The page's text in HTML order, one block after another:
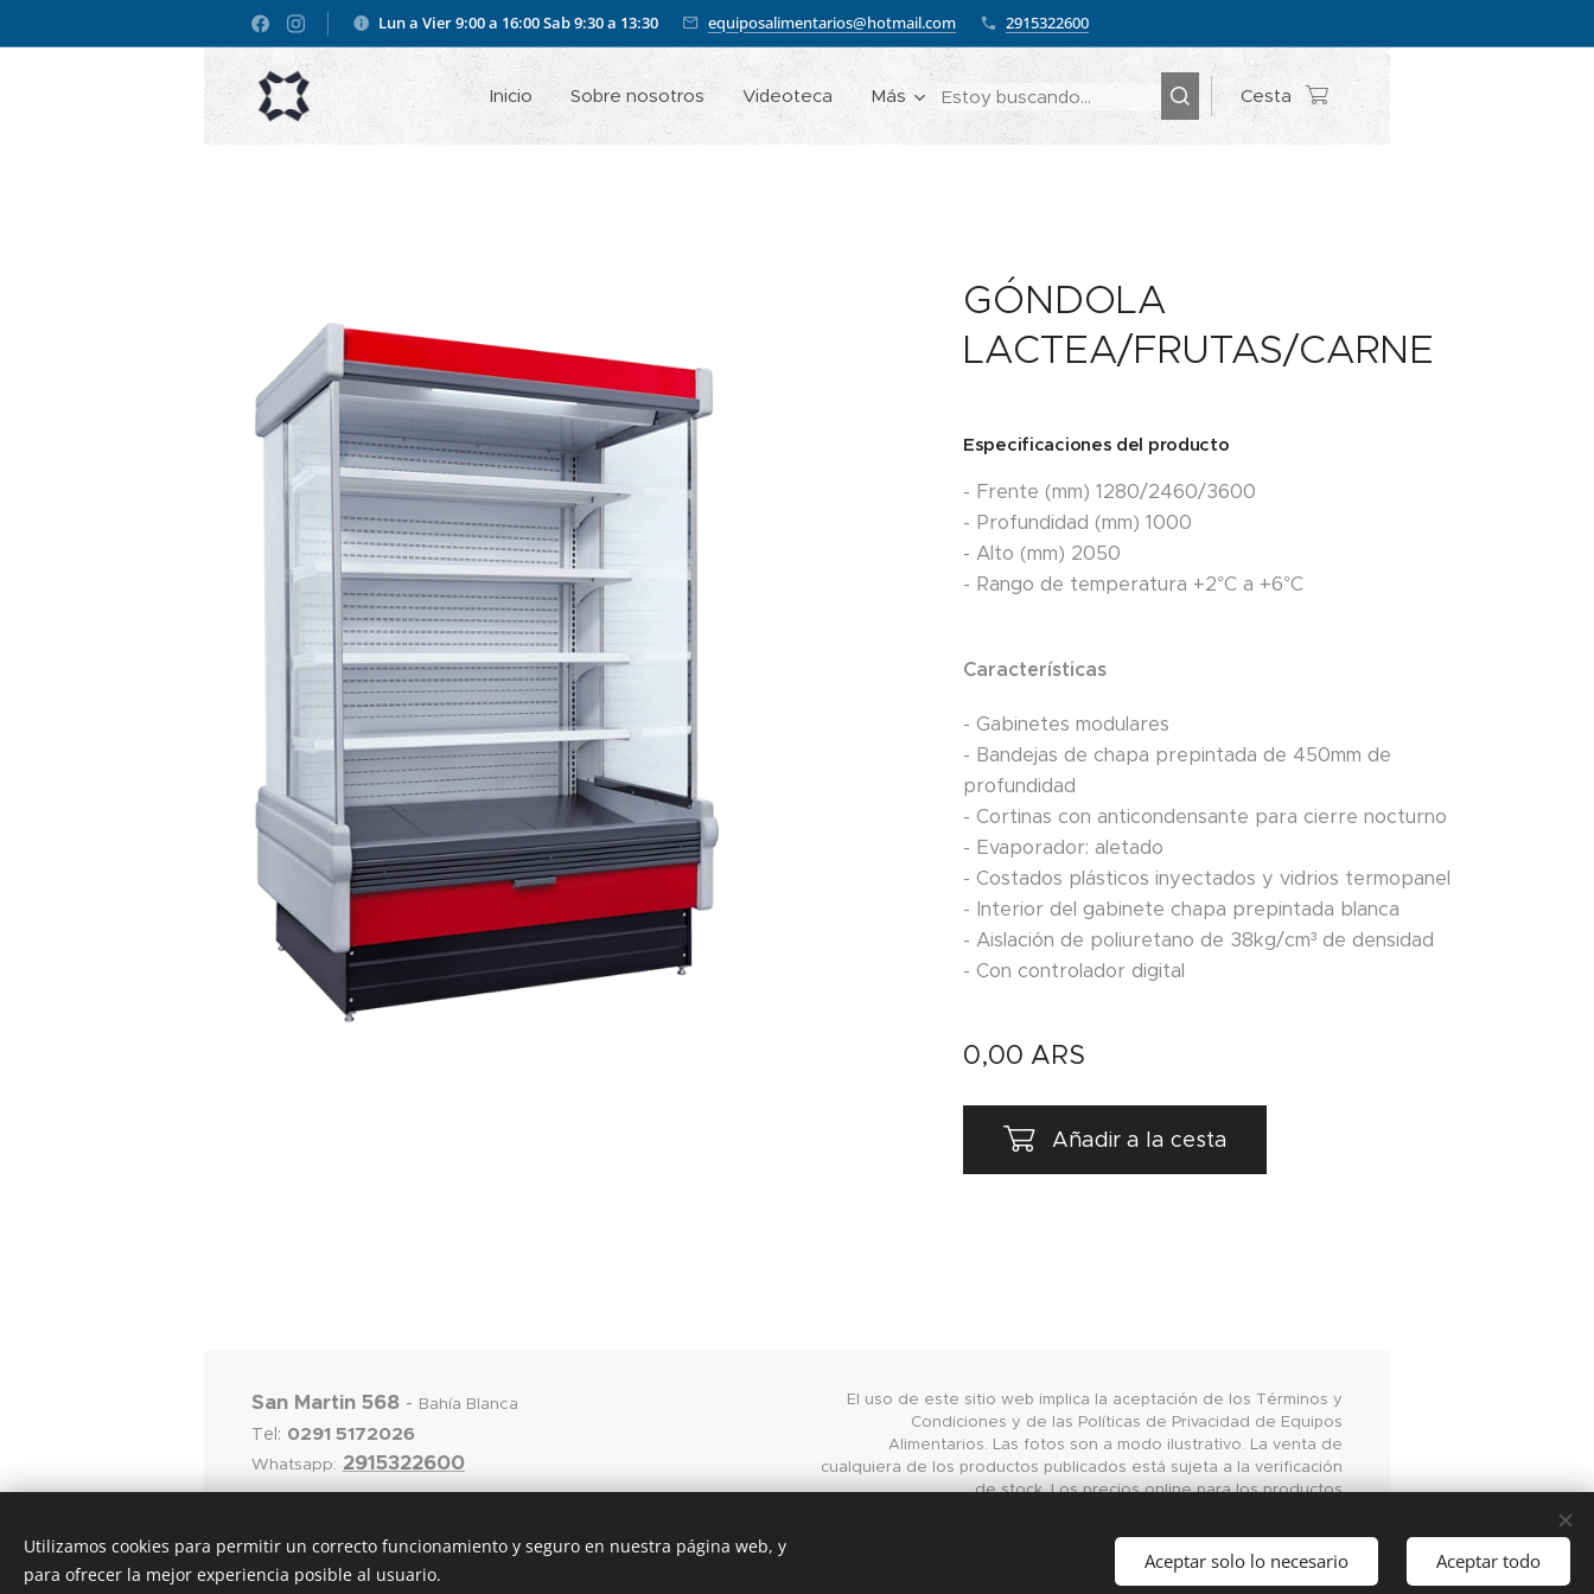
Lun a Vier 9:00 a 16:00Sab 9:30 a 13:30 equiposalimentarios@hotmail.com 2915322600
Inicio Sobre nosotros Videoteca Más Cesta
GÓNDOLA
LACTEA/FRUTAS/CARNE
Especificaciones del producto
- Frente (mm) 1280/2460/3600
- Profundidad (mm) 1000
- Alto (mm) 2050
- Rango de temperatura +2°C a +6°C
Características
- Gabinetes modulares
- Bandejas de chapa prepintada de 450mm de
profundidad
- Cortinas con anticondensante para cierre nocturno
- Evaporador: aletado
- Costados plásticos inyectados y vidrios termopanel
- Interior del gabinete chapa prepintada blanca
- Aislación de poliuretano de 38kg/cm³ de densidad
- Con controlador digital
0,00 ARS
Añadir a la cesta
San Martin 568 - Bahía Blanca
Tel: 0291 5172026
Whatsapp: 2915322600
El uso de este sitio web implica la aceptación de los Términos y
Condiciones y de las Políticas de Privacidad de Equipos
Alimentarios. Las fotos son a modo ilustrativo. La venta de
cualquiera de los productos publicados está sujeta a la verificación
de stock. Los precios online para los productos
válidos exclusivamente para la compra vía internet en las página
antes mencionada
Cookies
Utilizamos cookies para permitir un correcto funcionamiento y seguro en nuestra página web, y
para ofrecer la mejor experiencia posible al usuario.
Aceptar solo lo necesario Aceptar todo